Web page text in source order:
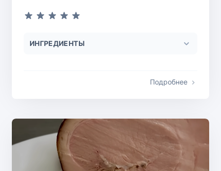
ИНГРЕДИЕНТЫ
Подробнее